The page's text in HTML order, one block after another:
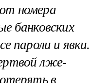
номера
банковских
пароли и явки.
лже-
в